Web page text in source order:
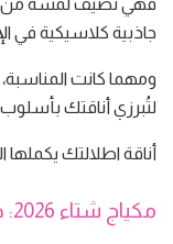
جاذبية كلاسيكية في
ومهما كانت
لتُبرزي أناقتك
أناقة اطلالتك يكملها
مكياج شتاء 2026: صيحات تغير نظرتك للجمال